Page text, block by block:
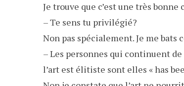
Je trouve que c’est une très
– Te sens tu privilégié?
Non pas spécialement. Je me bats
– Les personnes qui continuent
l’art est élitiste sont elles « has